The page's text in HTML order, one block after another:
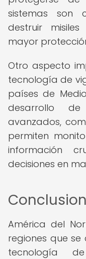
sistemas son
destruir
mayor
Otro aspecto
tecnología de
países de
desarrollo
avanzados,
permiten
información
decisiones en
América del
regiones que
tecnología